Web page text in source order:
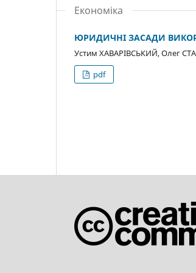
Економіка
ЮРИДИЧНІ ЗАСАДИ
Устим ХАВАРІВСЬКИЙ, Олег
pdf